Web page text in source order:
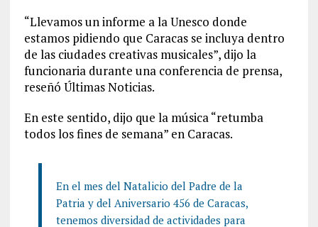
“Llevamos un informe a la Unesco donde
estamos pidiendo que Caracas se incluya dentro
de las ciudades creativas musicales”, dijo la
funcionaria durante una conferencia de prensa,
reseñó Últimas Noticias.
En este sentido, dijo que la música “retumba
todos los fines de semana” en Caracas.
En el mes del Natalicio del Padre de la
Patria y del Aniversario 456 de Caracas,
tenemos diversidad de actividades para